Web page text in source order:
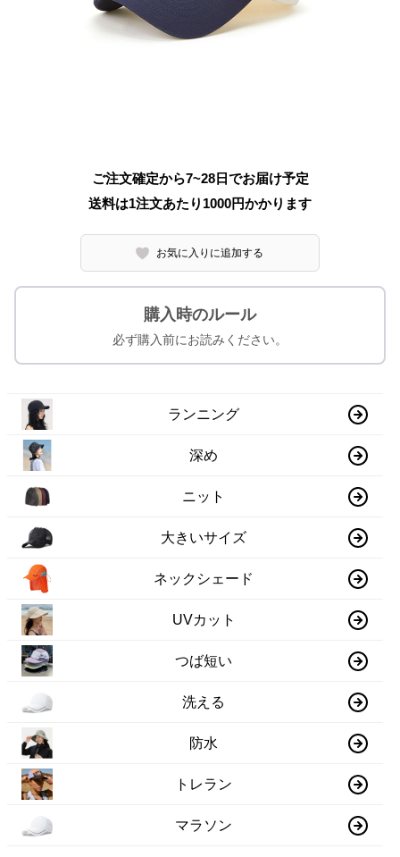
ご注文確定から7~28日でお届け予定
送料は1注文あたり 1000円かかります
お気に入りに追加する
購入時のルール
必ず購入前にお読みください。
ランニング
深め
ニット
大きいサイズ
ネックシェード
UVカット
つば短い
洗える
防水
トレラン
マラソン